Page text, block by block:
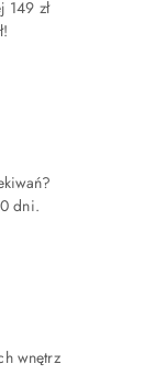
149 zł
dni.
wnętrz